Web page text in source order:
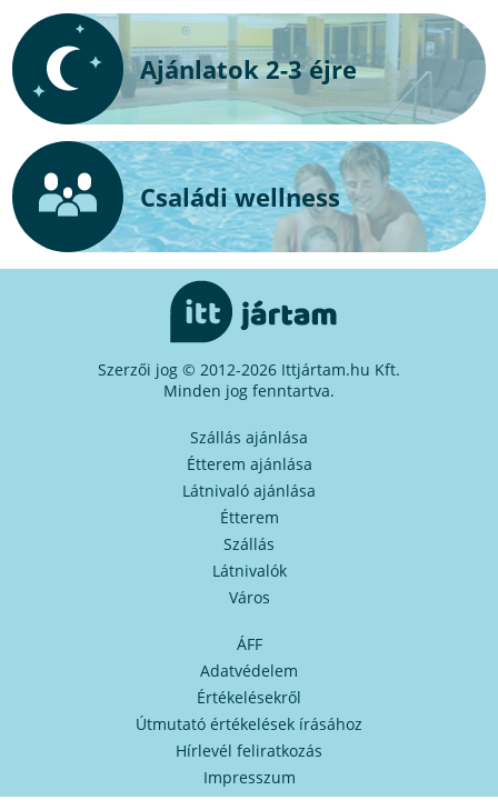
Ajánlatok 2-3 éjre
Családi wellness
Szerzői jog © 2012-2026 Ittjártam.hu Kft.
Minden jog fenntartva.
Szállás ajánlása
Étterem ajánlása
Látnivaló ajánlása
Étterem
Szállás
Látnivalók
Város
ÁFF
Adatvédelem
Értékelésekről
Útmutató értékelések írásához
Hírlevél feliratkozás
Impresszum